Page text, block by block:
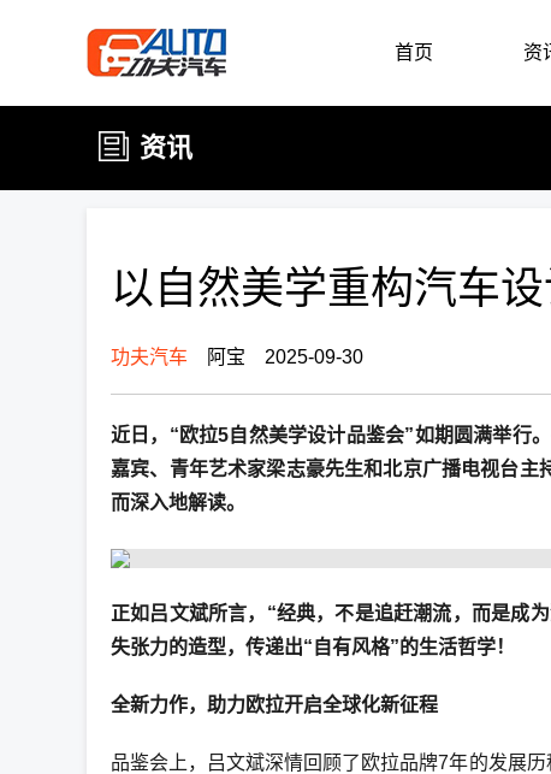
首页 资
资讯
以自然美学重构汽车
功夫汽车 阿宝 2025-09-30
近日，“欧拉5自然美学设计品鉴会”如期圆满举行
嘉宾、青年艺术家梁志豪先生和北京广播电视台
而深入地解读。
正如吕文斌所言，“经典，不是追赶潮流，而是成
失张力的造型，传递出“自有风格”的生活哲学！
全新力作，助力欧拉开启全球化新征程
品鉴会上，吕文斌深情回顾了欧拉品牌7年的发展